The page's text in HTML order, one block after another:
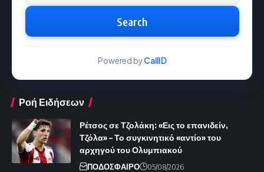
Search
Powered byCallID
Ροή Ειδήσεων
Ρέτσος σε Τζολάκη: «Εις το επανιδείν,
Τζόλα» – Το συγκινητικό «αντίο» του
αρχηγού του Ολυμπιακού
ΠΟΔΟΣΦΑΙΡΟ 05/08/2026